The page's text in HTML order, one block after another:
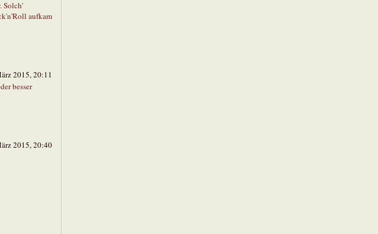
Solch'
aufkam
2015, 20:11
besser
2015, 20:40